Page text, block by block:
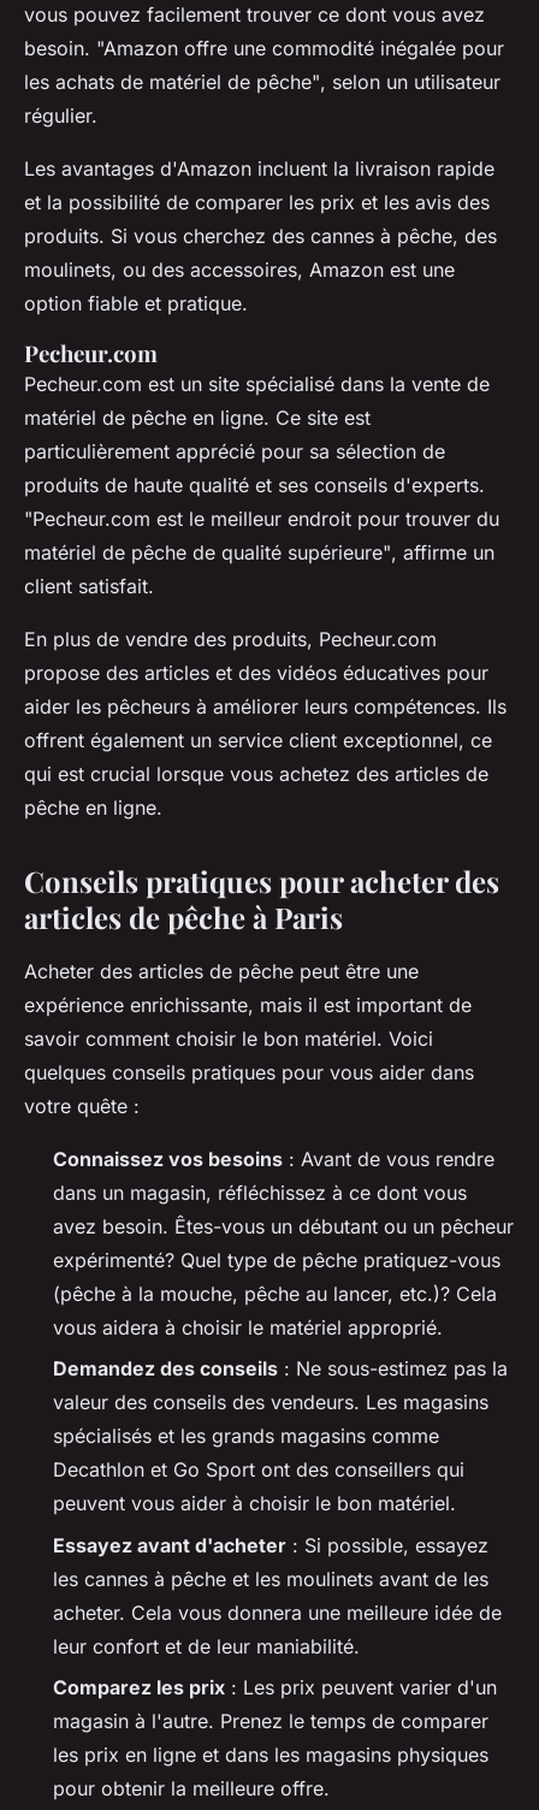
vous pouvez facilement trouver ce dont vous avez
besoin. "Amazon offre une commodité inégalée pour
les achats de matériel de pêche", selon un utilisateur
régulier.
Les avantages d'Amazon incluent la livraison rapide
et la possibilité de comparer les prix et les avis des
produits. Si vous cherchez des cannes à pêche, des
moulinets, ou des accessoires, Amazon est une
option fiable et pratique.
Pecheur.com
Pecheur.com est un site spécialisé dans la vente de
matériel de pêche en ligne. Ce site est
particulièrement apprécié pour sa sélection de
produits de haute qualité et ses conseils d'experts.
"Pecheur.com est le meilleur endroit pour trouver du
matériel de pêche de qualité supérieure", affirme un
client satisfait.
En plus de vendre des produits, Pecheur.com
propose des articles et des vidéos éducatives pour
aider les pêcheurs à améliorer leurs compétences. Ils
offrent également un service client exceptionnel, ce
qui est crucial lorsque vous achetez des articles de
pêche en ligne.
Conseils pratiques pour acheter des
articles de pêche à Paris
Acheter des articles de pêche peut être une
expérience enrichissante, mais il est important de
savoir comment choisir le bon matériel. Voici
quelques conseils pratiques pour vous aider dans
votre quête :
Connaissez vos besoins : Avant de vous rendre
dans un magasin, réfléchissez à ce dont vous
avez besoin. Êtes-vous un débutant ou un pêcheur
expérimenté? Quel type de pêche pratiquez-vous
(pêche à la mouche, pêche au lancer, etc.)? Cela
vous aidera à choisir le matériel approprié.
Demandez des conseils : Ne sous-estimez pas la
valeur des conseils des vendeurs. Les magasins
spécialisés et les grands magasins comme
Decathlon et Go Sport ont des conseillers qui
peuvent vous aider à choisir le bon matériel.
Essayez avant d'acheter : Si possible, essayez
les cannes à pêche et les moulinets avant de les
acheter. Cela vous donnera une meilleure idée de
leur confort et de leur maniabilité.
Comparez les prix : Les prix peuvent varier d'un
magasin à l'autre. Prenez le temps de comparer
les prix en ligne et dans les magasins physiques
pour obtenir la meilleure offre.